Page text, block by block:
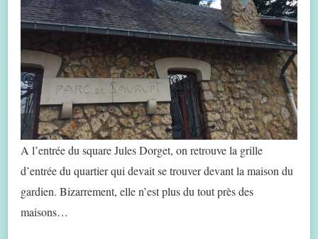
A l’entrée du square Jules Dorget, on retrouve la grille
d’entrée du quartier qui devait se trouver devant la maison du
gardien. Bizarrement, elle n’est plus du tout près des
maisons…